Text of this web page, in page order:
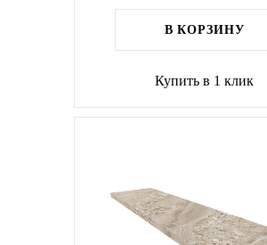
В КОРЗИНУ
Купить в 1 клик